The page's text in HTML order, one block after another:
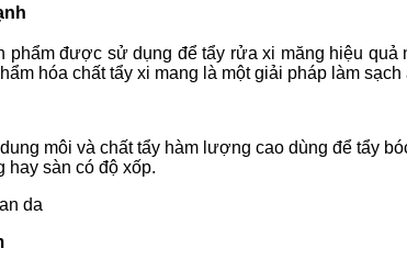
phẩm được sử dụng để tẩy rửa xi măng hiệu
hóa chất tẩy xi mang là một giải pháp làm
môi và chất tẩy hàm lượng cao dùng để tẩy
sàn có độ xốp.